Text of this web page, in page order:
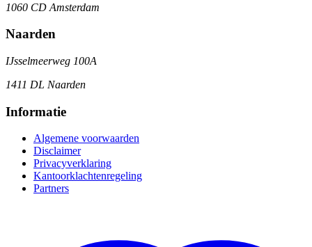
1060 CD Amsterdam
Naarden
IJsselmeerweg 100A
1411 DL Naarden
Informatie
Algemene voorwaarden
Disclaimer
Privacyverklaring
Kantoorklachtenregeling
Partners